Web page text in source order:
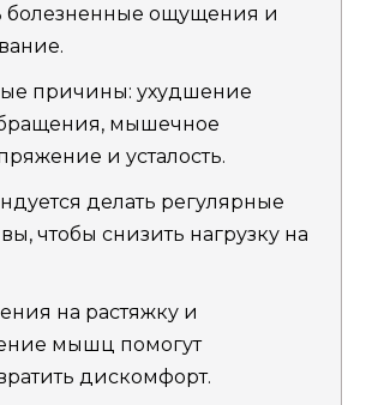
болезненные ощущения и
причины: ухудшение
мышечное
и усталость.
делать регулярные
чтобы снизить нагрузку на
на растяжку и
мышц помогут
дискомфорт.